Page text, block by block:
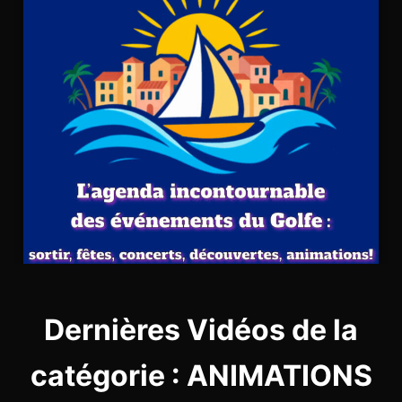
Dernières Vidéos de la
catégorie : ANIMATIONS